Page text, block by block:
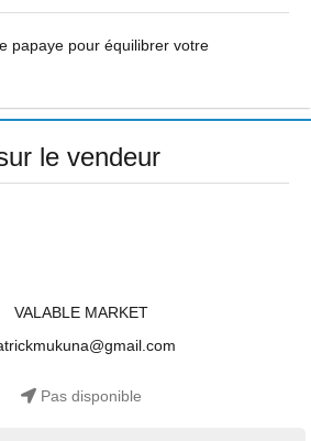
papaye pour équilibrer votre
le vendeur
VALABLE MARKET
Pas disponible